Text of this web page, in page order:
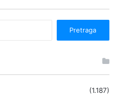
(1.187)